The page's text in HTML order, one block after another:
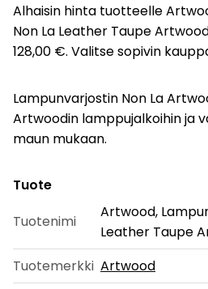
Alhaisin hinta tuotteelle
Non La Leather Taupe
128,00 €. Valitse sopivin
Lampunvarjostin Non La
Artwoodin lamppujalkoihin ja
maun mukaan.
Tuote
Tuotenimi
Artwood,
Leather Taupe
Tuotemerkki Artwood